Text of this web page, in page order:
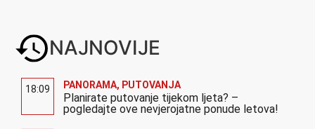
NAJNOVIJE
18:09 PANORAMA, PUTOVANJA
Planirate putovanje tijekom ljeta? –
pogledajte ove nevjerojatne ponude letova!